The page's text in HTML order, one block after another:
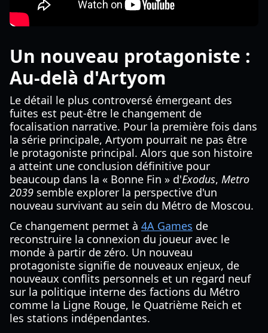
Un nouveau protagoniste :
Au-delà d'Artyom
Le détail le plus controversé émergeant des
fuites est peut-être le changement de
focalisation narrative. Pour la première fois dans
la série principale, Artyom pourrait ne pas être
le protagoniste principal. Alors que son histoire
a atteint une conclusion définitive pour
beaucoup dans la « Bonne Fin » d'Exodus, Metro
2039 semble explorer la perspective d'un
nouveau survivant au sein du Métro de Moscou.
Ce changement permet à 4A Games de
reconstruire la connexion du joueur avec le
monde à partir de zéro. Un nouveau
protagoniste signifie de nouveaux enjeux, de
nouveaux conflits personnels et un regard neuf
sur la politique interne des factions du Métro
comme la Ligne Rouge, le Quatrième Reich et
les stations indépendantes.